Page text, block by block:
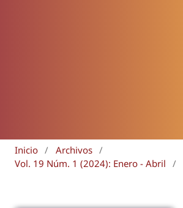
Inicio / Archivos /
Vol. 19 Núm. 1 (2024): Enero - Abril
/